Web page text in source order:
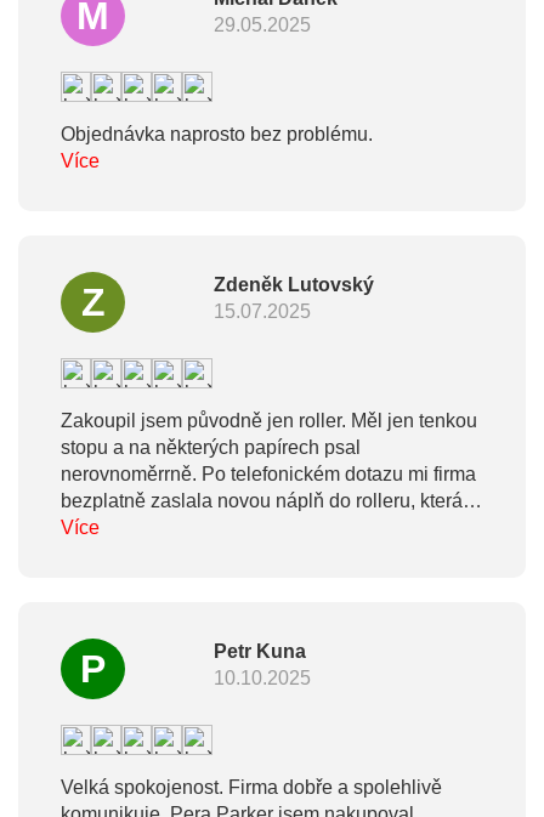
M
29.05.2025
Objednávka naprosto bez problému.
Více
Z
Zdeněk Lutovský
15.07.2025
Zakoupil jsem původně jen roller. Měl jen tenkou
stopu a na některých papírech psal
nerovnoměrrně. Po telefonickém dotazu mi firma
bezplatně zaslala novou náplň do rolleru, která
píše skvostně. Plánoval jsem i zakoupení
přes třicet let, dosloužilo, a proto jsem koupil
nové. Opět jsem se nezklamal, pero píše
perfektně. Vyhovuje mi, že nemusím vyvíjet velký
Využil jsem i gravírování, opět k plné
prostě dlouhodobě fungující firma. Reklamu
Více
P
Petr Kuna
10.10.2025
Velká spokojenost. Firma dobře a spolehlivě